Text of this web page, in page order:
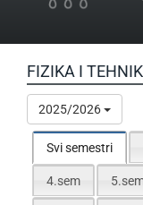
FIZIKA I
2025/2026
Svi semestri
4.sem